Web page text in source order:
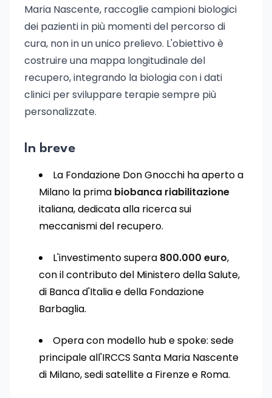
Maria Nascente, raccoglie campioni biologici
dei pazienti in più momenti del percorso di
cura, non in un unico prelievo. L'obiettivo è
costruire una mappa longitudinale del
recupero, integrando la biologia con i dati
clinici per sviluppare terapie sempre più
personalizzate.
In breve
La Fondazione Don Gnocchi ha aperto a
Milano la prima biobanca riabilitazione
italiana, dedicata alla ricerca sui
meccanismi del recupero.
L'investimento supera 800.000 euro,
con il contributo del Ministero della Salute,
di Banca d'Italia e della Fondazione
Barbaglia.
Opera con modello hub e spoke: sede
principale all'IRCCS Santa Maria Nascente
di Milano, sedi satellite a Firenze e Roma.